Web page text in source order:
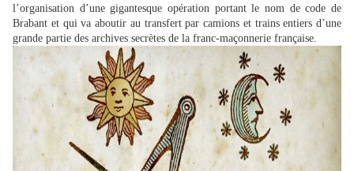
l’organisation d’une gigantesque opération portant le nom de code de
Brabant et qui va aboutir au transfert par camions et trains entiers d’une
grande partie des archives secrètes de la franc-maçonnerie française.